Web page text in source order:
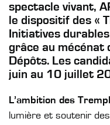
spectacle vivant,
le dispositif des «
Initiatives
grâce au mécénat
Dépôts. Les
juin au 10 juillet
L’ambition des
lumière et soutenir